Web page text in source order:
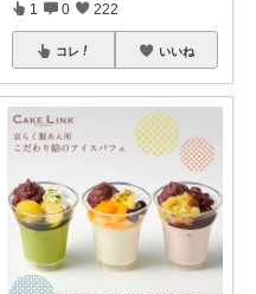
1 0 222
コレ いいね